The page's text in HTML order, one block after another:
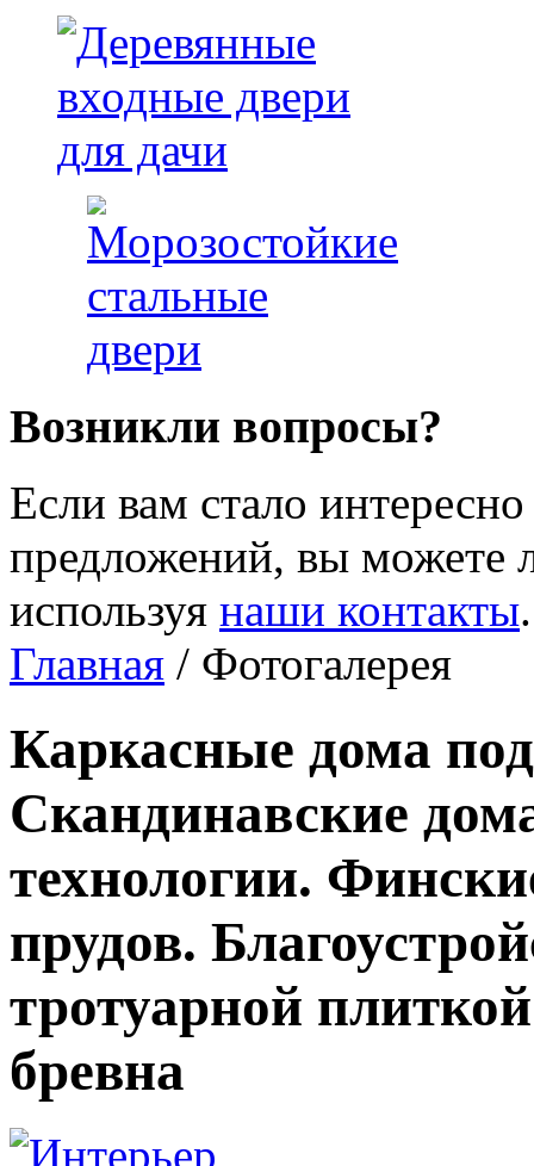
Возникли вопросы?
Если вам стало
предложений, вы можете
используя наши контакты.
Главная / Фотогалерея
Каркасные дома
Скандинавские
технологии.
прудов.
тротуарной
бревна